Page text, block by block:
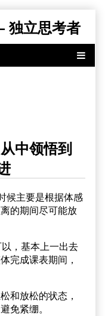
独立思考者
中领悟到
候主要是根据体感
的期间尽可能放
，基本上一出去
完成课表期间，
和放松的状态，
免紧绷。